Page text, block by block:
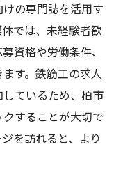
の専門誌を活用す
では、未経験者歓
資格や労働条件、
す。鉄筋工の求人
ているため、柏市
することが大切で
を訪れると、より